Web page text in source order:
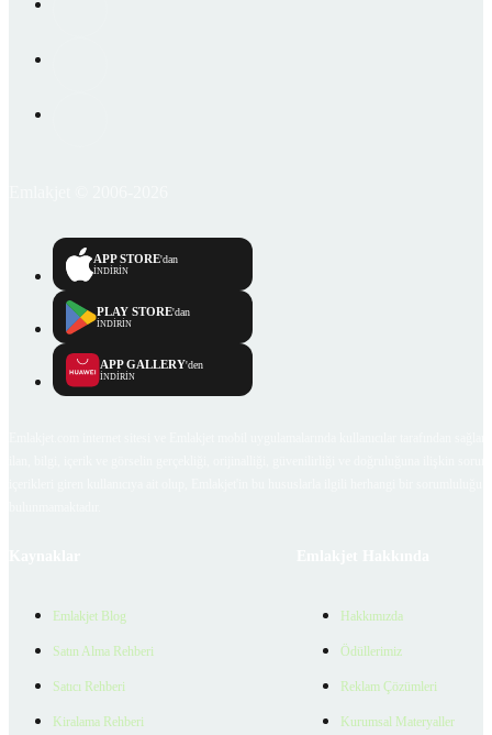
APP STORE'dan
İNDİRİN
PLAY STORE'dan
İNDİRİN
APP GALLERY'den
İNDİRİN
Emlakjet Blog
Satın Alma Rehberi
Satıcı Rehberi
Kiralama Rehberi
Hakkımızda
Ödüllerimiz
Reklam Çözümleri
Kurumsal Materyaller